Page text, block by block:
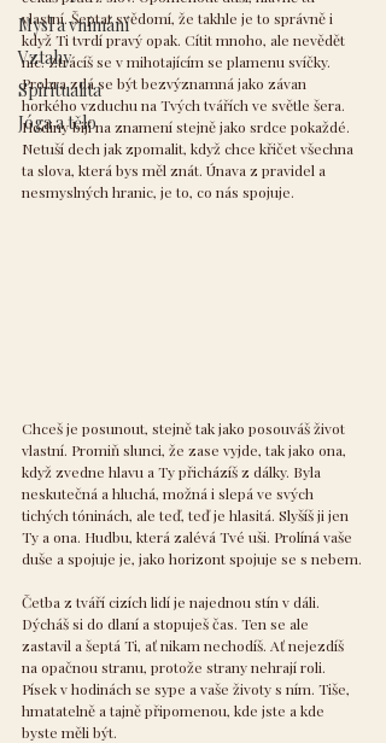
Mysl a vnímání
Vztahy
Spiritualita
Jóga a tělo
vlastní. Šeptat svědomí, že takhle je to správně i
když Ti tvrdí pravý opak. Cítit mnoho, ale nevědět
nic. Ztrácíš se v mihotajícím se plamenu svíčky.
Prohra zdá se být bezvýznamná jako závan
horkého vzduchu na Tvých tvářích ve světle šera.
Hodiny bijí na znamení stejně jako srdce pokaždé.
Netuší dech jak zpomalit, když chce křičet všechna
ta slova, která bys měl znát. Únava z pravidel a
nesmyslných hranic, je to, co nás spojuje.
Chceš je posunout, stejně tak jako posouváš život
vlastní. Promiň slunci, že zase vyjde, tak jako ona,
když zvedne hlavu a Ty přicházíš z dálky. Byla
neskutečná a hluchá, možná i slepá ve svých
tichých tóninách, ale teď, teď je hlasitá. Slyšíš ji jen
Ty a ona. Hudbu, která zalévá Tvé uši. Prolíná vaše
duše a spojuje je, jako horizont spojuje se s nebem.
Četba z tváří cizích lidí je najednou stín v dáli.
Dýcháš si do dlaní a stopuješ čas. Ten se ale
zastavil a šeptá Ti, ať nikam nechodíš. Ať nejezdíš
na opačnou stranu, protože strany nehrají roli.
Písek v hodinách se sype a vaše životy s ním. Tiše,
hmatatelně a tajně připomenou, kde jste a kde
byste měli být.